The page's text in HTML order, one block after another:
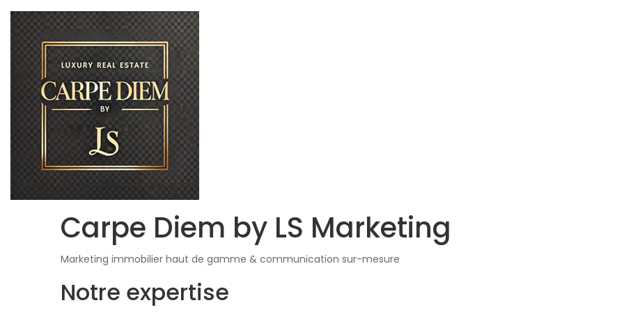
Carpe Diem by LS Marketing
Marketing immobilier haut de gamme & communication sur-mesure
Notre expertise